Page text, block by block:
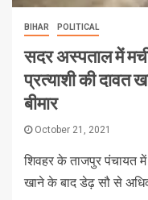
BIHAR POLITICAL
सदर अस्पताल में
प्रत्याशी की दावत
बीमार
October 21, 2021
शिवहर के ताजपुर पंचायत
खाने के बाद डेढ़ सौ से